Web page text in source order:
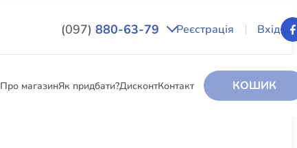
(097) 880-63-79 Реєстрація Вхід
Про магазинЯк придбати?ДисконтКонтакт КОШИК